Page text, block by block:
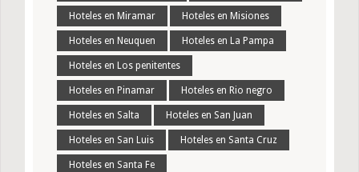
Hoteles en Miramar Hoteles en Misiones
Hoteles en Neuquen Hoteles en La Pampa
Hoteles en Los penitentes
Hoteles en Pinamar Hoteles en Rio negro
Hoteles en Salta Hoteles en San Juan
Hoteles en San Luis Hoteles en Santa Cruz
Hoteles en Santa Fe